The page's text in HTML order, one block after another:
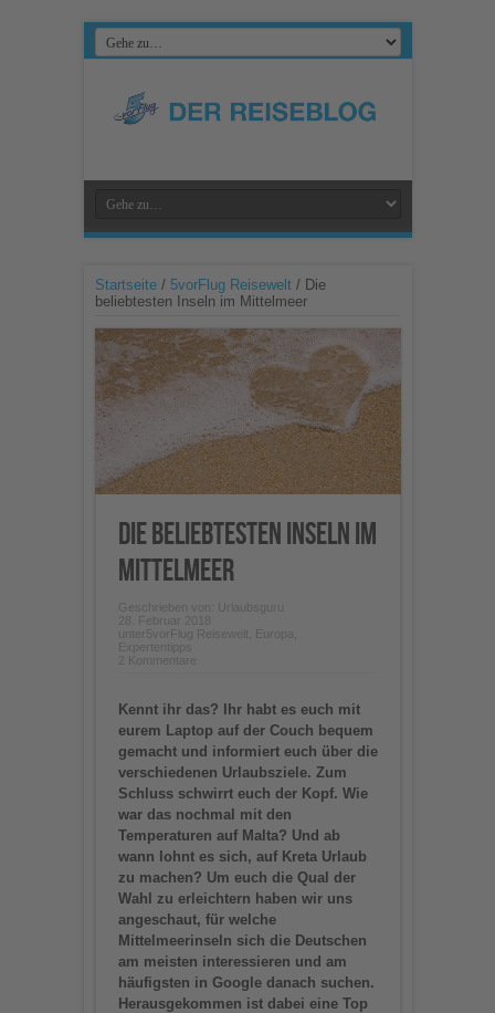
Startseite/ 5vorFlug Reisewelt/ Die
beliebtesten Inseln im Mittelmeer
Die beliebtesten Inseln im
Mittelmeer
Geschrieben von: Urlaubsguru
28. Februar 2018
unter 5vorFlug Reisewelt Europa
Expertentipps
2 Kommentare
Kennt ihr das? Ihr habt es euch mit
eurem Laptop auf der Couch bequem
gemacht und informiert euch über die
verschiedenen Urlaubsziele. Zum
Schluss schwirrt euch der Kopf. Wie
war das nochmal mit den
Temperaturen auf Malta? Und ab
wann lohnt es sich, auf Kreta Urlaub
zu machen? Um euch die Qual der
Wahl zu erleichtern haben wir uns
angeschaut, für welche
Mittelmeerinseln sich die Deutschen
am meisten interessieren und am
häufigsten in Google danach suchen.
Herausgekommen ist dabei eine Top